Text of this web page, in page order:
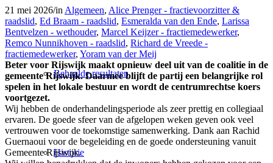
Behaalde resultaten
Historie
21 mei 2026/in Algemeen, Alice Prenger - fractievoorzitter &
raadslid, Ed Braam - raadslid, Esmeralda van den Ende, Larissa
Bentvelzen - wethouder, Marcel Keijzer - fractiemedewerker,
Remco Nunnikhoven - raadslid, Richard de Vreede -
fractiemedewerker, Yoram van der Meij
Beter voor Rijswijk maakt opnieuw deel uit van de coalitie in de
gemeente Rijswijk. Daarmee blijft de partij een belangrijke rol
spelen in het lokale bestuur en wordt de centrumrechtse koers
voortgezet.
Wij hebben de onderhandelingsperiode als zeer prettig en collegiaal
ervaren. De goede sfeer van de afgelopen weken geven ook veel
vertrouwen voor de toekomstige samenwerking. Dank aan Rachid
Guernaoui voor de begeleiding en de goede ondersteuning vanuit
Gemeente Rijswijk.